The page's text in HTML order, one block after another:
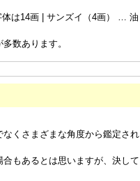
は14画 | サンズイ（4画） … 油
数あります。
くさまざまな角度から鑑定され
もあるとは思いますが、決して